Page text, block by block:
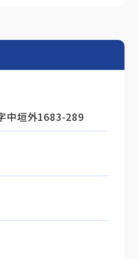
中垣外1683-289